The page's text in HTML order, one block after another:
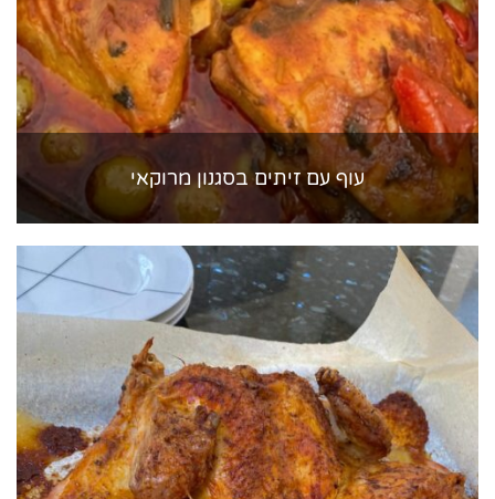
עוף עם זיתים בסגנון מרוקאי